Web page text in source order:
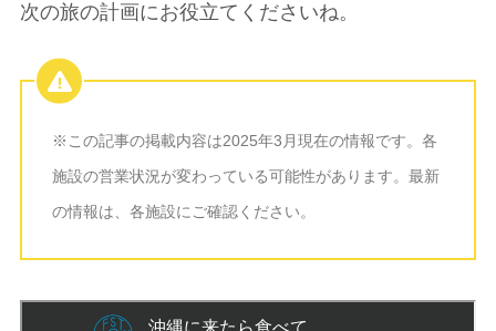
次の旅の計画にお役立てくださいね。
※この記事の掲載内容は2025年3月現在の情報です。各
施設の営業状況が変わっている可能性があります。最新
の情報は、各施設にご確認ください。